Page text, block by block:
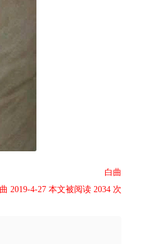
白曲
2019-4-27 本文被阅读 2034 次